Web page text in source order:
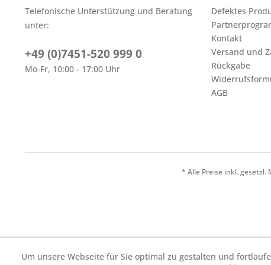
Telefonische Unterstützung und Beratung
unter:
+49 (0)7451-520 999 0
Mo-Fr, 10:00 - 17:00 Uhr
Defektes
Kontakt
Versand und
Rückgabe
AGB
* Alle Preise inkl.
Um unsere Webseite für Sie optimal zu gestalten und